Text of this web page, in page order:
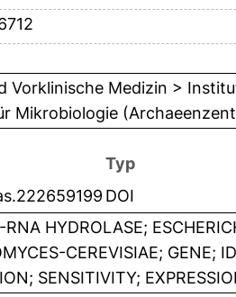
Vorklinische Medizin >
Mikrobiologie
Typ
DOI
RNA HYDROLASE;
CEREVISIAE; GENE;
SENSITIVITY;